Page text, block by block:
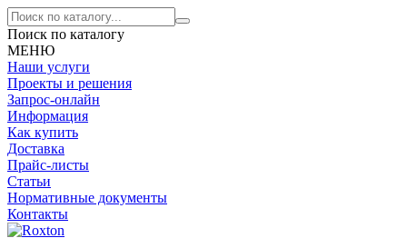
Поиск по каталогу
МЕНЮ
Наши услуги
Проекты и решения
Запрос-онлайн
Информация
Как купить
Доставка
Прайс-листы
Статьи
Нормативные документы
Контакты